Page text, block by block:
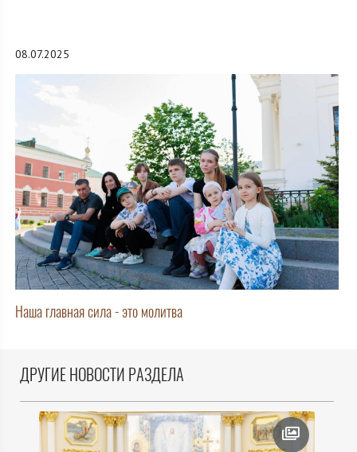
08.07.2025
Наша главная сила - это молитва
ДРУГИЕ НОВОСТИ РАЗДЕЛА